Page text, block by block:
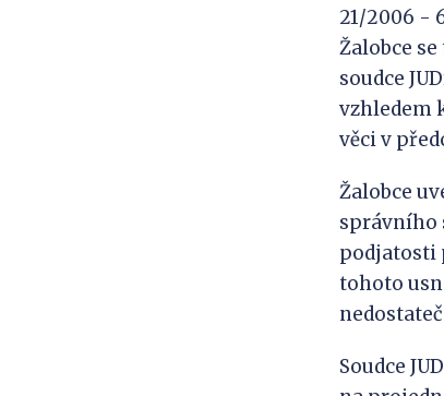
21/2006 -
Žalobce
soudce
vzhledem
věci v
Žalobce
správního
podjatosti
tohoto
Soudce